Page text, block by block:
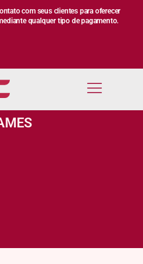
com seus clientes para oferecer
qualquer tipo de pagamento.